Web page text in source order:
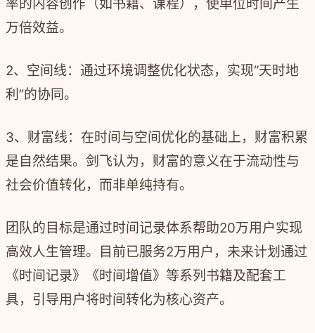
率的内容创作（如书籍、课程），使单位时间产生
万倍效益。
2、空间线：通过环境调整优化状态，实现“天时地
利”的协同。
3、财富线：在时间与空间优化的基础上，财富积累
是自然结果。剑飞认为，财富的意义在于流动性与
社会价值转化，而非单纯持有。
团队的目标是通过时间记录体系帮助20万用户实现
高效人生管理。目前已服务2万用户，未来计划通过
《时间记录》《时间增值》等系列书籍及配套工
具，引导用户将时间转化为核心资产。